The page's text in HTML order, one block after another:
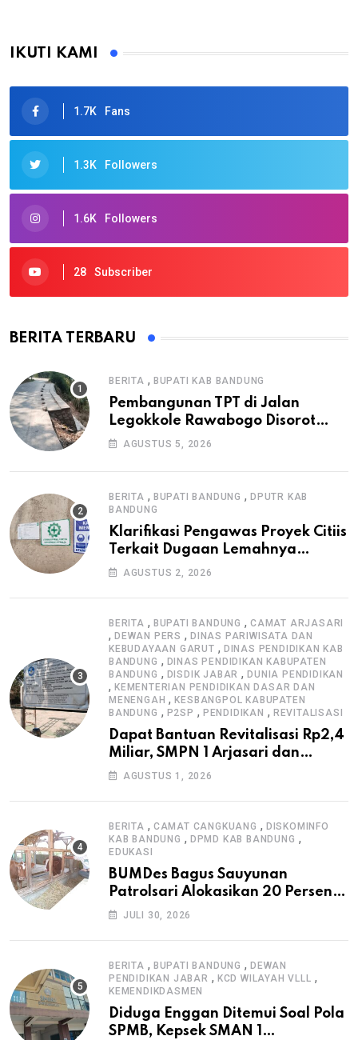
IKUTI KAMI
1.7K Fans
1.3K Followers
1.6K Followers
28 Subscriber
BERITA TERBARU
BERITA , BUPATI KAB BANDUNG
Pembangunan TPT di Jalan
Legokkole Rawabogo Disorot
Warga, Selesai Tanpa Papan
AGUSTUS 5, 2026
BERITA , BUPATI BANDUNG ,DPUTR KAB
BANDUNG
Klarifikasi Pengawas Proyek Citiis
Terkait Dugaan Lemahnya
Pengawasan K3
AGUSTUS 2, 2026
BERITA , BUPATI BANDUNG ,CAMAT ARJASARI
, DEWAN PERS , DINAS PARIWISATA DAN
KEBUDAYAAN GARUT , DINAS PENDIDIKAN KAB
BANDUNG , DINAS PENDIDIKAN KABUPATEN
BANDUNG , DISDIK JABAR ,DUNIA PENDIDIKAN
, KEMENTERIAN PENDIDIKAN DASAR DAN
MENENGAH ,KESBANGPOL KABUPATEN
BANDUNG , P2SP , PENDIDIKAN , REVITALISASI
Dapat Bantuan Revitalisasi Rp2,4
Miliar, SMPN 1 Arjasari dan
Masyarakat Sambut Antusias
AGUSTUS 1, 2026
BERITA , CAMAT CANGKUANG , DISKOMINFO
KAB BANDUNG , DPMD KAB BANDUNG ,
EDUKASI
BUMDes Bagus Sauyunan
Patrolsari Alokasikan 20 Persen
Dana Desa untuk Ketahanan
JULI 30, 2026
BERITA , BUPATI BANDUNG ,DEWAN
PENDIDIKAN JABAR , KCD WILAYAH VLLL ,
KEMENDIKDASMEN
Diduga Enggan Ditemui Soal Pola
SPMB, Kepsek SMAN 1